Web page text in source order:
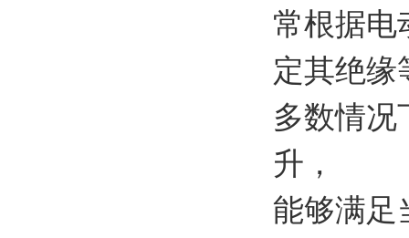
常根据电
定其绝缘
多数情况
升，
能够满足